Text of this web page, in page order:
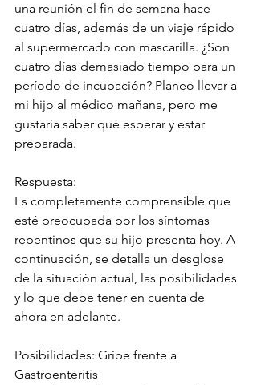
una reunión el fin de semana hace
cuatro días, además de un viaje rápido
al supermercado con mascarilla. ¿Son
cuatro días demasiado tiempo para un
período de incubación? Planeo llevar a
mi hijo al médico mañana, pero me
gustaría saber qué esperar y estar
preparada.
Respuesta:
Es completamente comprensible que
esté preocupada por los síntomas
repentinos que su hijo presenta hoy. A
continuación, se detalla un desglose
de la situación actual, las posibilidades
y lo que debe tener en cuenta de
ahora en adelante.
Posibilidades: Gripe frente a
Gastroenteritis